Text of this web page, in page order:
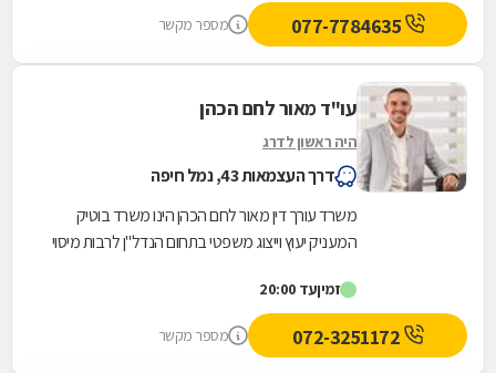
מספר מקשר
עו"ד מאור לחם הכהן
היה ראשון לדרג
דרך העצמאות 43, נמל חיפה
משרד עורך דין מאור לחם הכהן הינו משרד בוטיק
המעניק יעוץ וייצוג משפטי בתחום הנדל"ן לרבות מיסוי
זמיןעד 20:00
מספר מקשר